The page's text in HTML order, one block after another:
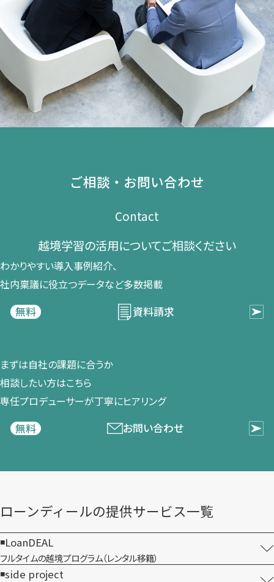
ご相談・お問い合わせ
Contact
越境学習の​活用に​ついて​ご相談ください​
わかりやすい導入事例紹介、​
社内稟議に​役立つデータなど​多数掲載
無料
資料請求
まずは​自社の​課題に​合うか​
相談したい方は​こちら
専任プロデューサーが​丁寧に​ヒアリング
無料
お問い合わせ
ローンディールの​提供サービス一覧
LoanDEAL
フルタイムの越境プログラム​（レンタル移籍）
side project